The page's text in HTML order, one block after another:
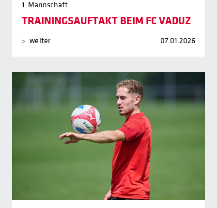
1. Mannschaft
TRAININGSAUFTAKT BEIM FC VADUZ
weiter 07.01.2026